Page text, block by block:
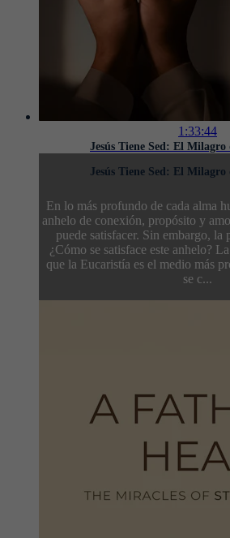
1:33:44
Jesús Tiene Sed: El
Jesús Tiene Sed: El
En lo más profundo de cada alma
anhelo de conexión, propósito y
puede satisfacer. Sin embargo, la
¿Cómo se satisface este anhelo?
que la Eucaristía es el medio más
se c...